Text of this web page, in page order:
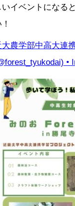
いイベントになる
大農学部中高大連
•